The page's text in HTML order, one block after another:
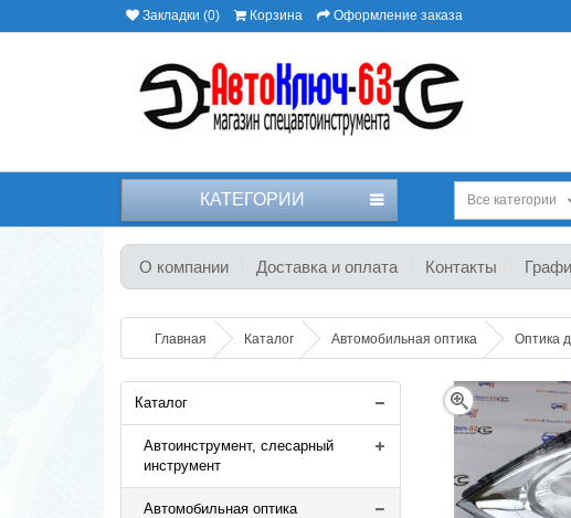
Закладки (0) Корзина Оформление заказа
КАТЕГОРИИ Все категории
О компании Доставка и оплата Контакты
Главная Каталог Автомобильная оптика Оптика
Каталог
Автоинструмент, слесарный
инструмент
Автомобильная оптика